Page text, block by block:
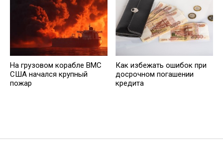
На грузовом корабле ВМС
США начался крупный
пожар
Кaк избежать ошибок при
досрочном погашении
кредита